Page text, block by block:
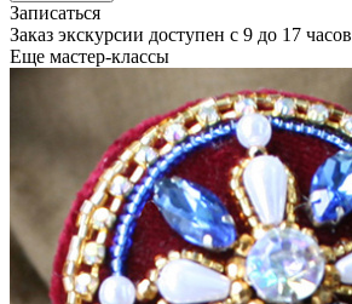
Записаться
Заказ экскурсии доступен с 9 до 17 часов
Еще мастер-классы